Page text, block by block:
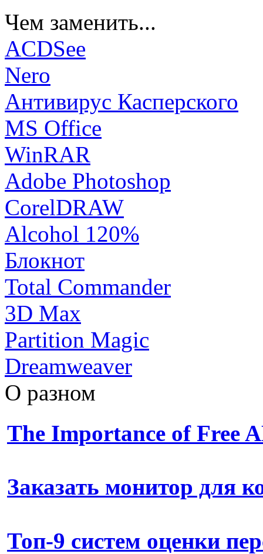
Чем заменить...
ACDSee
Nero
Антивирус Касперского
MS Office
WinRAR
Adobe Photoshop
CorelDRAW
Alcohol 120%
Блокнот
Total Commander
3D Max
Partition Magic
Dreamweaver
О разном
The Importance of Free
Заказать монитор для
Топ-9 систем оценки